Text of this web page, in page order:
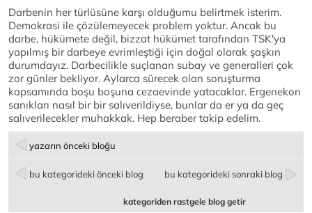
Darbenin her türlüsüne karşı olduğumu belirtmek isterim.
Demokrasi ile çözülemeyecek problem yoktur. Ancak bu
darbe, hükümete değil, bizzat hükümet tarafından TSK'ya
yapılmış bir darbeye evrimleştiği için doğal olarak şaşkın
durumdayız. Darbecilikle suçlanan subay ve generalleri çok
zor günler bekliyor. Aylarca sürecek olan soruşturma
kapsamında boşu boşuna cezaevinde yatacaklar. Ergenekon
sanıkları nasıl bir bir salıverildiyse, bunlar da er ya da geç
salıverilecekler muhakkak. Hep beraber takip edelim.
yazarın önceki bloğu
bu kategorideki önceki blog bu kategorideki sonraki blog
kategoriden rastgele blog getir